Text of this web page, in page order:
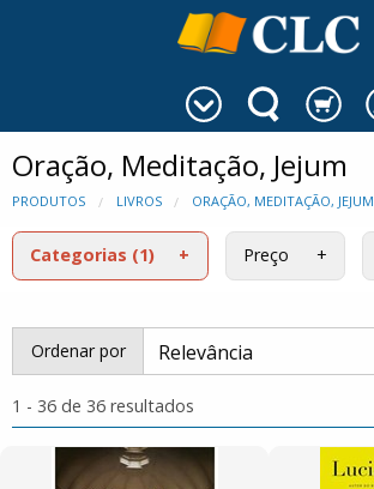
Oração, Meditação, Jejum
PRODUTOS LIVROS ORAÇÃO, MEDITAÇÃO, JEJUM
Categorias (1) Preço
Ordenar por
1 - 36 de 36 resultados